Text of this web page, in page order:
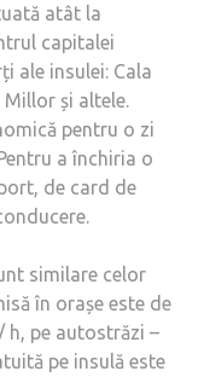
atât la
capitalei
ale insulei: Cala
Millor și altele.
pentru o zi
a închiria o
de card de
similare celor
în orașe este de
h, pe autostrăzi –
pe insulă este